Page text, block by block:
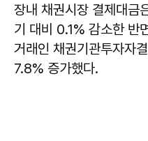
장내 채권시장 결제대
기 대비 0.1% 감소한 반
거래인 채권기관투자자
7.8% 증가했다.